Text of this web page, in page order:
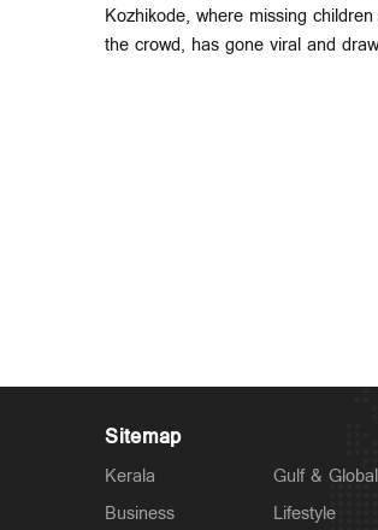
Kozhikode, where missing
the crowd, has gone viral and
Sitemap
Kerala
Business
Gulf & Global
Lifestyle